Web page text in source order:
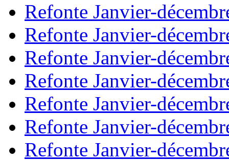
Refonte Janvier-
Refonte Janvier-
Refonte Janvier-
Refonte Janvier-
Refonte Janvier-
Refonte Janvier-
Refonte Janvier-